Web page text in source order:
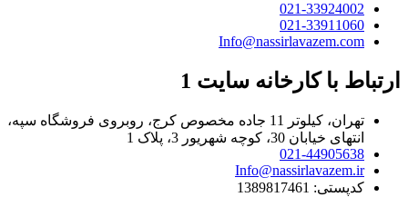
021-33924002
021-33911060
Info@nassirlavazem.com
ارتباط با کارخانه سایت 1
تهران، کیلوتر 11 جاده مخصوص کرج، روبروی فروشگاه سپه،
انتهای خیابان 30، کوچه شهریور 3، پلاک 1
021-44905638
Info@nassirlavazem.ir
کدپستی: 1389817461